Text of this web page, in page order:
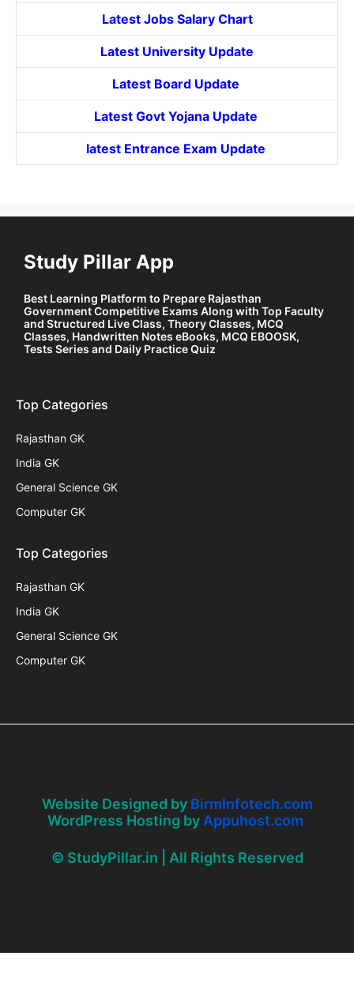
Latest Jobs Salary Chart
Latest University Update
Latest Board Update
Latest Govt YojanaUpdate
latest Entrance Exam Update
Study Pillar App
Best Learning Platform to Prepare Rajasthan
Government Competitive Exams Along with Top Faculty
and Structured Live Class, Theory Classes, MCQ
Classes, Handwritten Notes eBooks, MCQ EBOOSK,
Tests Series and Daily Practice Quiz
Top Categories
Rajasthan GK
India GK
General Science GK
Computer GK
Top Categories
Rajasthan GK
India GK
General Science GK
Computer GK
Website Designed by BirmInfotech.com
WordPress Hosting by Appuhost.com
© StudyPillar.in | All Rights Reserved